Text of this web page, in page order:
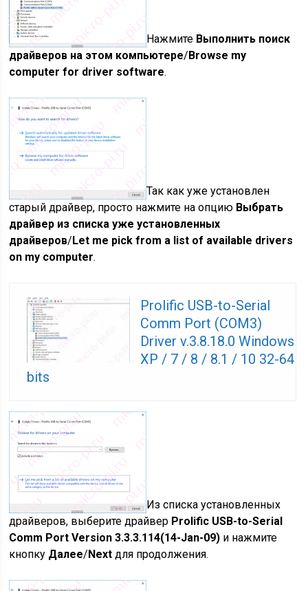
Нажмите Выполнить поиск
драйверов на этом компьютере/Browse my
computer for driver software.
Так как уже установлен
старый драйвер, просто нажмите на опцию Выбрать
драйвер из списка уже установленных
драйверов/Let me pick from a list of available drivers
on my computer.
Prolific USB-to-Serial
Comm Port (COM3)
Driver v.3.8.18.0 Windows
XP / 7 / 8 / 8.1 / 10 32-64
bits
Из списка установленных
драйверов, выберите драйвер Prolific USB-to-Serial
Comm Port Version 3.3.3.114(14-Jan-09) и нажмите
кнопку Далее/Next для продолжения.